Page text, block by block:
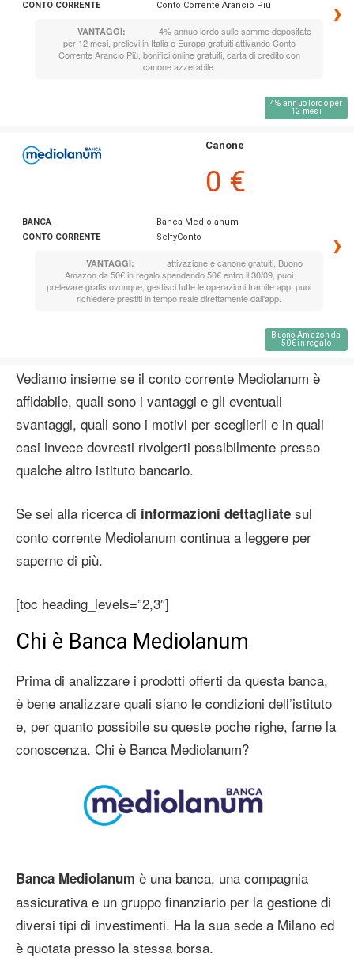
CONTO CORRENTE
Conto Corrente Arancio Più
VANTAGGI:
4% annuo lordo sulle somme depositate
per 12 mesi, prelievi in Italia e Europa gratuiti attivando Conto
Corrente Arancio Più, bonifici online gratuiti, carta di credito con
canone azzerabile.
›
4% annuo lordo per
12 mesi
BANCA
Banca Mediolanum
CONTO CORRENTE
SelfyConto
VANTAGGI:
attivazione e canone gratuiti, Buono
Amazon da 50€ in regalo spendendo 50€ entro il 30/09, puoi
prelevare gratis ovunque, gestisci tutte le operazioni tramite app, puoi
richiedere prestiti in tempo reale direttamente dall'app.
Canone
0 €
›
Buono Amazon da
50€ in regalo
Vediamo insieme se il conto corrente Mediolanum è
affidabile, quali sono i vantaggi e gli eventuali
svantaggi, quali sono i motivi per sceglierli e in quali
casi invece dovresti rivolgerti possibilmente presso
qualche altro istituto bancario.
Se sei alla ricerca di informazioni dettagliate sul
conto corrente Mediolanum continua a leggere per
saperne di più.
[toc heading_levels=”2,3″]
Chi è Banca Mediolanum
Prima di analizzare i prodotti offerti da questa banca,
è bene analizzare quali siano le condizioni dell’istituto
e, per quanto possibile su queste poche righe, farne la
conoscenza. Chi è Banca Mediolanum?
Banca Mediolanum è una banca, una compagnia
assicurativa e un gruppo finanziario per la gestione di
diversi tipi di investimenti. Ha la sua sede a Milano ed
è quotata presso la stessa borsa.